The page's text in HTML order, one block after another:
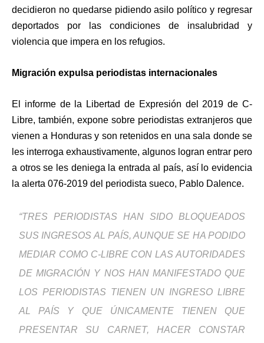
decidieron no quedarse pidiendo asilo político y regresar
deportados por las condiciones de insalubridad y
violencia que impera en los refugios.
Migración expulsa periodistas internacionales
El informe de la Libertad de Expresión del 2019 de C-
Libre, también, expone sobre periodistas extranjeros que
vienen a Honduras y son retenidos en una sala donde se
les interroga exhaustivamente, algunos logran entrar pero
a otros se les deniega la entrada al país, así lo evidencia
la alerta 076-2019 del periodista sueco, Pablo Dalence.
“TRES PERIODISTAS HAN SIDO BLOQUEADOS
SUS INGRESOS AL PAÍS, AUNQUE SE HA PODIDO
MEDIAR COMO C-LIBRE CON LAS AUTORIDADES
DE MIGRACIÓN Y NOS HAN MANIFESTADO QUE
LOS PERIODISTAS TIENEN UN INGRESO LIBRE
AL PAÍS Y QUE ÚNICAMENTE TIENEN QUE
PRESENTAR SU CARNET, HACER CONSTAR